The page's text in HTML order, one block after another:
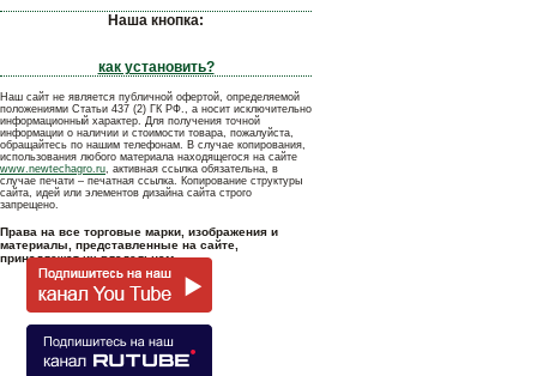
Наша кнопка:
как установить?
Наш сайт не является публичной офертой, определяемой
положениями Статьи 437 (2) ГК РФ., а носит исключительно
информационный характер. Для получения точной
информации о наличии и стоимости товара, пожалуйста,
обращайтесь по нашим телефонам. В случае копирования,
использования любого материала находящегося на сайте
www.newtechagro.ru, активная ссылка обязательна, в
случае печати – печатная ссылка. Копирование структуры
сайта, идей или элементов дизайна сайта строго
запрещено.
Права на все торговые марки, изображения и
материалы, представленные на сайте,
принадлежат их владельцам.